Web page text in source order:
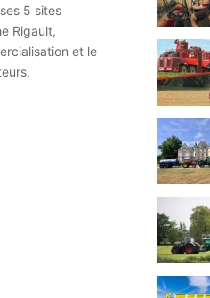
5 sites
Rigault,
et le